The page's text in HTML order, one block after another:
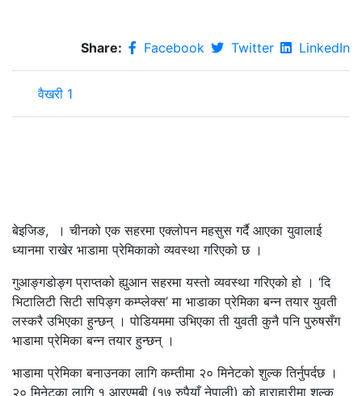
Share: Facebook Twitter LinkedIn
वैखरी 1
बेइजिङ, । चीनको एक सहरमा एक्लोपन महसुस गर्दै आएका युवालाई
ध्यानमा राखेर भाडामा प्रेमिकाको व्यवस्था गरिएको छ ।
गुआङ्गडोङ्ग प्राप्तको ह्युआन सहरमा यस्तो व्यवस्था गरिएको हो । ‘दि
भिटालिटी सिटी सपिङ्ग कम्प्लेक्स’ मा भाडाका प्रेमिका बन्न तयार युवती
लस्करै उभिएका हुन्छन् । पोडियममा उभिएका ती युवती कुनै पनि पुरुषसँग
भाडामा प्रेमिका बन्न तयार हुन्छन् ।
भाडामा प्रेमिका बनाउनका लागि कम्तीमा २० मिनेटको शुल्क तिर्नुपर्दछ ।
२० मिनेटका लागि १ आरएमबी (१७ रुपैयाँ नेपाली) को हाराहारीमा शुल्क